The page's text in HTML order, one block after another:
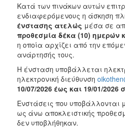
ΑΝΘΕΚΤΙΚΗ
ΠΟΛΗ
Κατά των πινάκων αυτών
ενδιαφερόμενους η άσκηση
ένστασης ατελώς μέσα σε
προθεσμία δέκα (10) ημερών
η οποία αρχίζει από την
ανάρτησής τους.
Η ένσταση υποβάλλεται
ηλεκτρονική διεύθυνση
10/07/2026 έως και 19/01/2026
Ενστάσεις που υποβάλλονται
ως άνω αποκλειστικής
δεν υποβλήθηκαν.